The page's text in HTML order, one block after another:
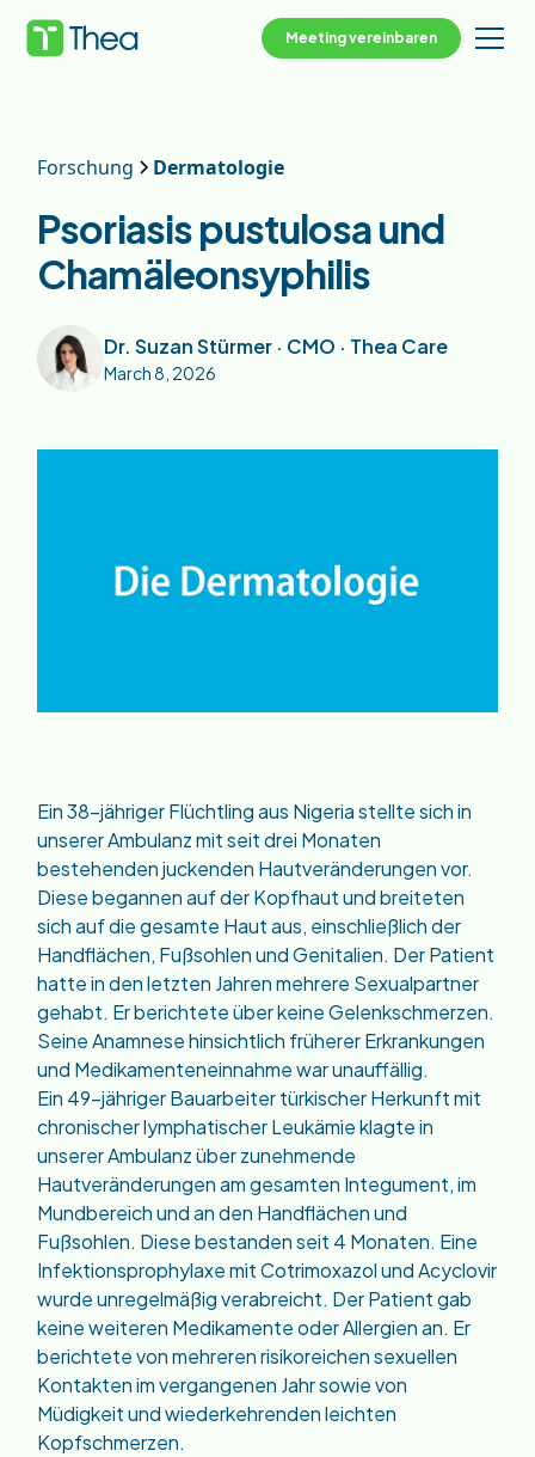
Meeting vereinbaren
Forschung Dermatologie
Psoriasis pustulosa und
Chamäleonsyphilis
Dr. Suzan Stürmer · CMO · Thea Care
March 8, 2026
Ein 38-jähriger Flüchtling aus Nigeria stellte sich in
unserer Ambulanz mit seit drei Monaten
bestehenden juckenden Hautveränderungen vor.
Diese begannen auf der Kopfhaut und breiteten
sich auf die gesamte Haut aus, einschließlich der
Handflächen, Fußsohlen und Genitalien. Der Patient
hatte in den letzten Jahren mehrere Sexualpartner
gehabt. Er berichtete über keine Gelenkschmerzen.
Seine Anamnese hinsichtlich früherer Erkrankungen
und Medikamenteneinnahme war unauffällig.
Ein 49-jähriger Bauarbeiter türkischer Herkunft mit
chronischer lymphatischer Leukämie klagte in
unserer Ambulanz über zunehmende
Hautveränderungen am gesamten Integument, im
Mundbereich und an den Handflächen und
Fußsohlen. Diese bestanden seit 4 Monaten. Eine
Infektionsprophylaxe mit Cotrimoxazol und Acyclovir
wurde unregelmäßig verabreicht. Der Patient gab
keine weiteren Medikamente oder Allergien an. Er
berichtete von mehreren risikoreichen sexuellen
Kontakten im vergangenen Jahr sowie von
Müdigkeit und wiederkehrenden leichten
Kopfschmerzen.